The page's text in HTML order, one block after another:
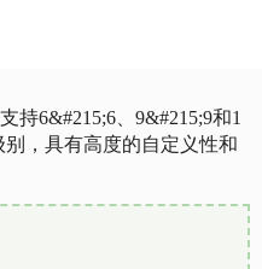
持6&#215;6、9&#215;9和1
，具有高度的自定义性和